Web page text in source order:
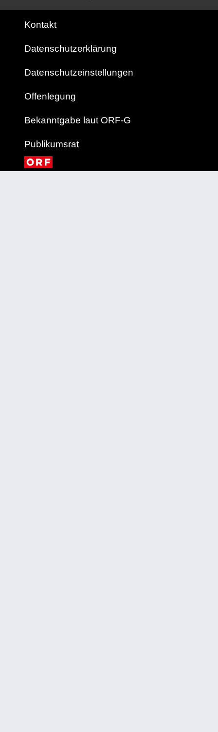
Kontakt
Datenschutzerklärung
Datenschutzeinstellungen
Offenlegung
Bekanntgabe laut ORF-G
Publikumsrat